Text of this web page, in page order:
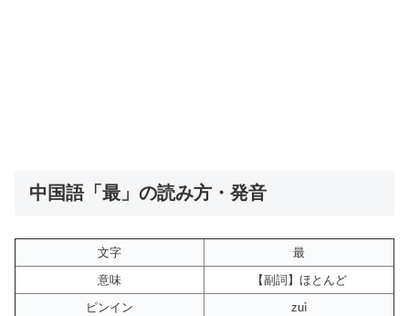
中国語「最」の読み方・発音
文字
最
意味
【副詞】ほとんど
ピンイン
zuì